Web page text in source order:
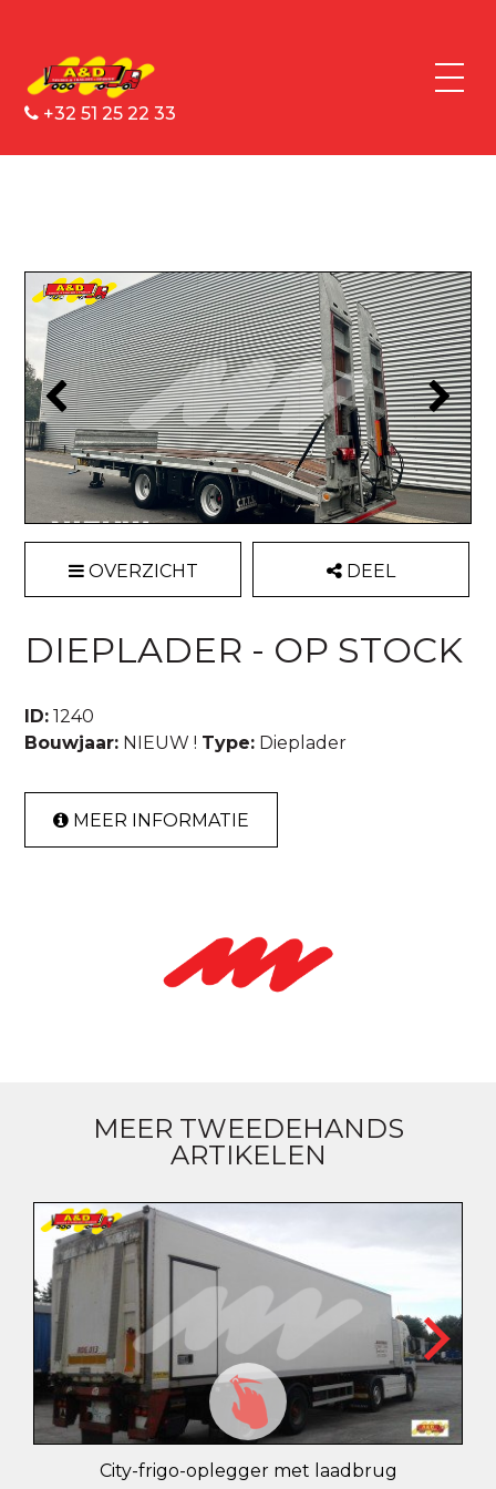
+32 51 25 22 33
OVERZICHT DEEL
DIEPLADER - OP STOCK
ID: 1240
Bouwjaar: NIEUW ! Type: Dieplader
MEER INFORMATIE
MEER TWEEDEHANDS
ARTIKELEN
City-frigo-oplegger met laadbrug